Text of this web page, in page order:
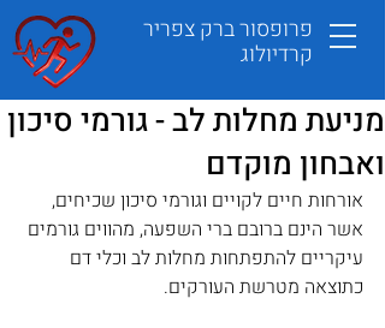
פרופסור ברק צפריר
קרדיולוג
מניעת מחלות לב - גורמי סיכון
ואבחון מוקדם
אורחות חיים לקויים וגורמי סיכון שכיחים,
אשר הינם ברובם ברי השפעה, מהווים גורמים
עיקריים להתפתחות מחלות לב וכלי דם
כתוצאה מטרשת העורקים.